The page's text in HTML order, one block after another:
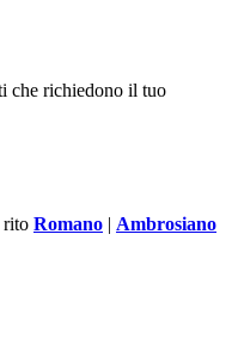
che richiedono il tuo
rito Romano | Ambrosiano